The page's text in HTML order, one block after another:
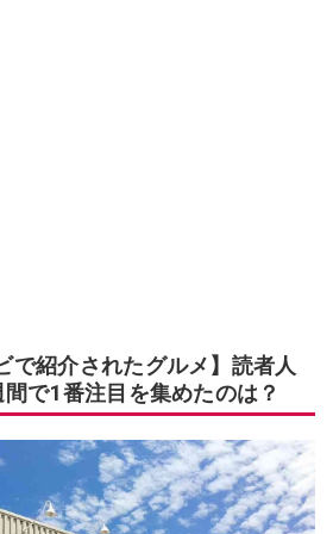
で紹介されたグルメ】読者人
で1番注目を集めたのは？